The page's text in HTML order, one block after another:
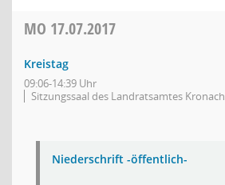
MO 17.07.2017
Kreistag
09:06-14:39 Uhr
Sitzungssaal des Landratsamtes Kronach
Niederschrift -öffentlich-